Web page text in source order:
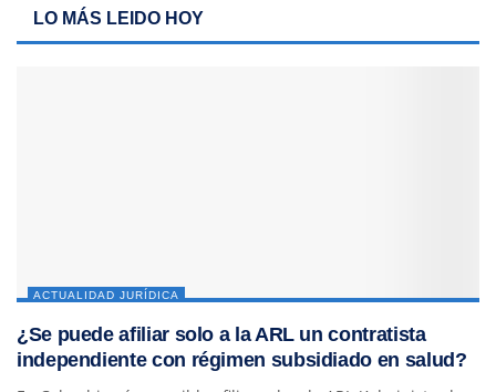
LO MÁS LEIDO HOY
ACTUALIDAD JURÍDICA
¿Se puede afiliar solo a la ARL un contratista
independiente con régimen subsidiado en salud?